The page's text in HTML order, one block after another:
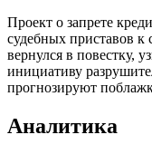
Проект о запрете
судебных приставов к
вернулся в повестку,
инициативу
прогнозируют
Аналитика